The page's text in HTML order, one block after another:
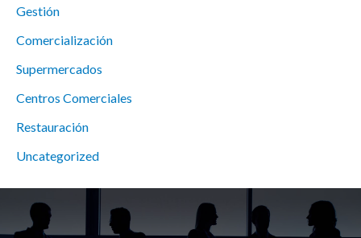
Gestión
Comercialización
Supermercados
Centros Comerciales
Restauración
Uncategorized